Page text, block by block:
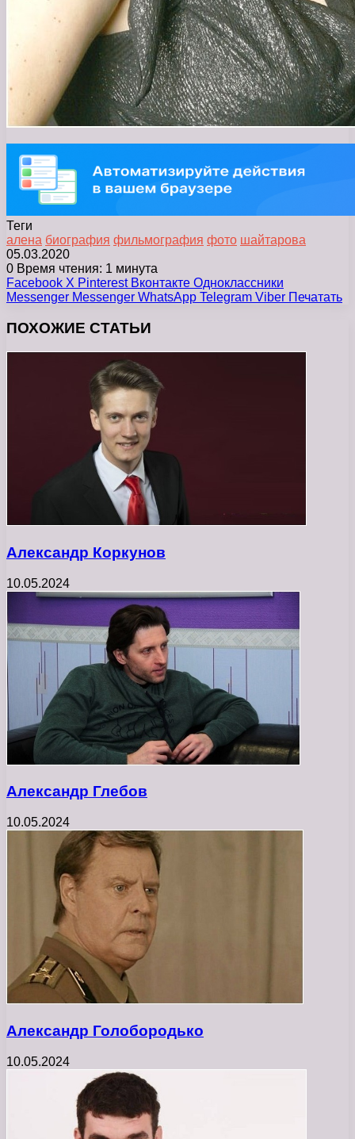
Теги
алена биография фильмография фото шайтарова
05.03.2020
0 Время чтения: 1 минута
Facebook X Pinterest Вконтакте Одноклассники
Messenger Messenger WhatsApp Telegram Viber Печатать
ПОХОЖИЕ СТАТЬИ
Александр Коркунов
10.05.2024
Александр Глебов
10.05.2024
Александр Голобородько
10.05.2024